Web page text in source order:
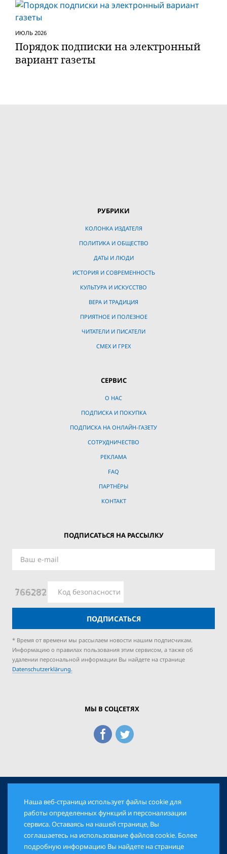
ИЮЛЬ 2026
Порядок подписки на электронный
вариант газеты
РУБРИКИ
КОЛОНКА ИЗДАТЕЛЯ
ПОЛИТИКА И ОБЩЕСТВО
ДАТЫ И ЛЮДИ
ИСТОРИЯ И СОВРЕМЕННОСТЬ
КУЛЬТУРА И ИСКУССТВО
ВЕРА И ТРАДИЦИЯ
ПРИЯТНОЕ И ПОЛЕЗНОЕ
ЧИТАТЕЛИ И ПИСАТЕЛИ
СМЕХ И ГРЕХ
СЕРВИС
О НАС
ПОДПИСКА И ПОКУПКА
ПОДПИСКА НА ОНЛАЙН-ГАЗЕТУ
СОТРУДНИЧЕСТВО
РЕКЛАМА
FAQ
ПАРТНЁРЫ
КОНТАКТ
ПОДПИСАТЬСЯ НА РАССЫЛКУ
ПОДПИСАТЬСЯ
* Время от времени мы рассылаем новости нашим подписчикам.
Информацию о правилах пользования этим сервисом, а также об
удалении персональной информации Вы найдете на странице
Datenschutzerklärung.
МЫ В СОЦСЕТЯХ
© 2026 Еврейская Панорама. Все права защищены
AGB DATENSCHUTZ IMPRESSUM
Наша веб-страница использует файлы cookie для
работы определенных функций и персонализации
сервиса. Оставаясь на нашей странице, Вы
соглашаетесь на использование файлов cookie. Более
подробную информацию Вы найдете на странице